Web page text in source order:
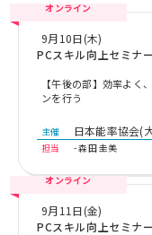
オンライン
9月10日(木)
PCスキル向上セミナ
【午後の部】効率よく
ンを行う
主催 日本能率協会(
担当 - 森田 圭美
オンライン
9月11日(金)
PCスキル向上セミナ